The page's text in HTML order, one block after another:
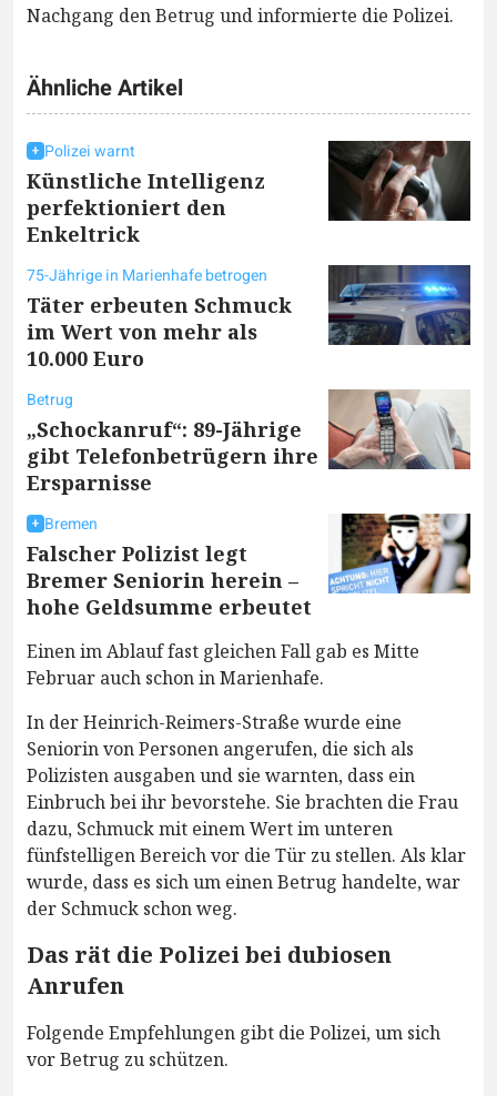
Nachgang den Betrug und informierte die Polizei.
Ähnliche Artikel
Polizei warnt
Künstliche Intelligenz
perfektioniert den
Enkeltrick
75-Jährige in Marienhafe betrogen
Täter erbeuten Schmuck
im Wert von mehr als
10.000 Euro
Betrug
„Schockanruf“: 89-Jährige
gibt Telefonbetrügern ihre
Ersparnisse
Bremen
Falscher Polizist legt
Bremer Seniorin herein –
hohe Geldsumme erbeutet
Einen im Ablauf fast gleichen Fall gab es Mitte
Februar auch schon in Marienhafe.
In der Heinrich-Reimers-Straße wurde eine
Seniorin von Personen angerufen, die sich als
Polizisten ausgaben und sie warnten, dass ein
Einbruch bei ihr bevorstehe. Sie brachten die Frau
dazu, Schmuck mit einem Wert im unteren
fünfstelligen Bereich vor die Tür zu stellen. Als klar
wurde, dass es sich um einen Betrug handelte, war
der Schmuck schon weg.
Das rät die Polizei bei dubiosen
Anrufen
Folgende Empfehlungen gibt die Polizei, um sich
vor Betrug zu schützen.